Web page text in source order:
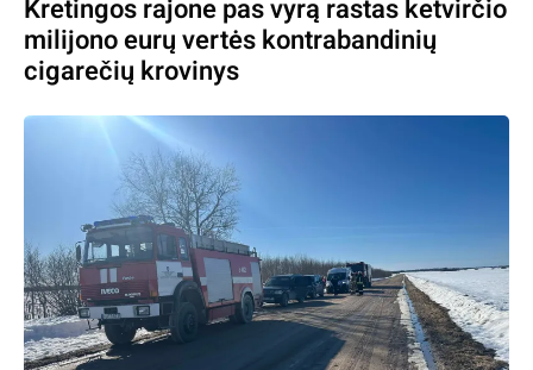
Kretingos rajone pas vyrą rastas ketvirčio
milijono eurų vertės kontrabandinių
cigarečių krovinys